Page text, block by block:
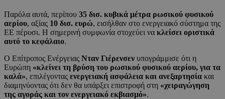
Παρόλα αυτά, περίπου 35 δισ. κυβικά μέτρα ρωσικού φυσικού
αερίου, αξίας 10 δισ. ευρώ, εισήλθαν στο ενεργειακό σύστημα της
ΕΕ πέρυσι. Η σημερινή συμφωνία στοχεύει να κλείσει οριστικά
αυτό το κεφάλαιο.
Ο Επίτροπος Ενέργειας Νταν Γιέρενσεν υπογράμμισε ότι η
Ευρώπη «κλείνει τη βρύση του ρωσικού φυσικού αερίου, για τα
καλά», επιλέγοντας ενεργειακή ασφάλεια και ανεξαρτησία και
διαμηνύοντας ότι δεν θα υπάρξει επιστροφή στη «χειραγώγηση
της αγοράς και τον ενεργειακό εκβιασμό».